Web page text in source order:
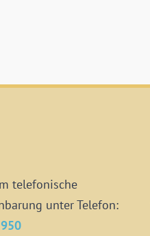
telefonische
unter Telefon: